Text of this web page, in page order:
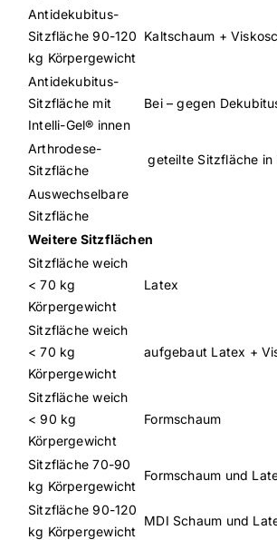
Antidekubitus-
Sitzfläche 90-120
kg Körpergewicht
Kaltschaum +
Antidekubitus-
Sitzfläche mit
Intelli-Gel® innen
Bei – gegen
Arthrodese-
Sitzfläche
geteilte Sitzfläche in
Auswechselbare
Sitzfläche
Weitere Sitzflächen
Sitzfläche weich
< 70 kg
Körpergewicht
Latex
Sitzfläche weich
< 70 kg
Körpergewicht
aufgebaut Latex +
Sitzfläche weich
< 90 kg
Körpergewicht
Formschaum
Sitzfläche 70-90
kg Körpergewicht
Formschaum und
Sitzfläche 90-120
kg Körpergewicht
MDI Schaum und